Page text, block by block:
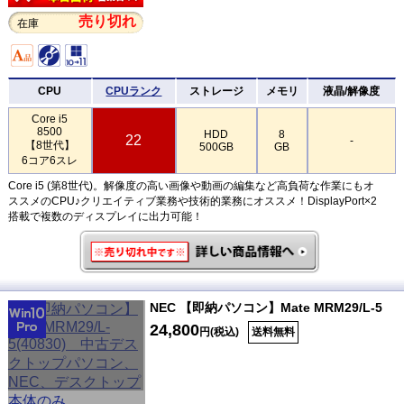
在庫 売り切れ
CPU CPUランク ストレージ メモリ 液晶/解像度
Core i5
8500
【8世代】
6コア6スレ
22
HDD
500GB
8
GB
-
Core i5 (第8世代)。解像度の高い画像や動画の編集など高負荷な作業にもオ
ススメのCPU♪クリエイティブ業務や技術的業務にオススメ！DisplayPort×2
搭載で複数のディスプレイに出力可能！
NEC 【即納パソコン】Mate MRM29/L-5
24,800円(税込) 送料無料